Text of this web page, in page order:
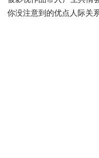
你没注意到的优点人际关